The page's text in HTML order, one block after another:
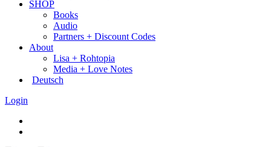
SHOP
Books
Audio
Partners + Discount Codes
About
Lisa + Rohtopia
Media + Love Notes
Deutsch
Login